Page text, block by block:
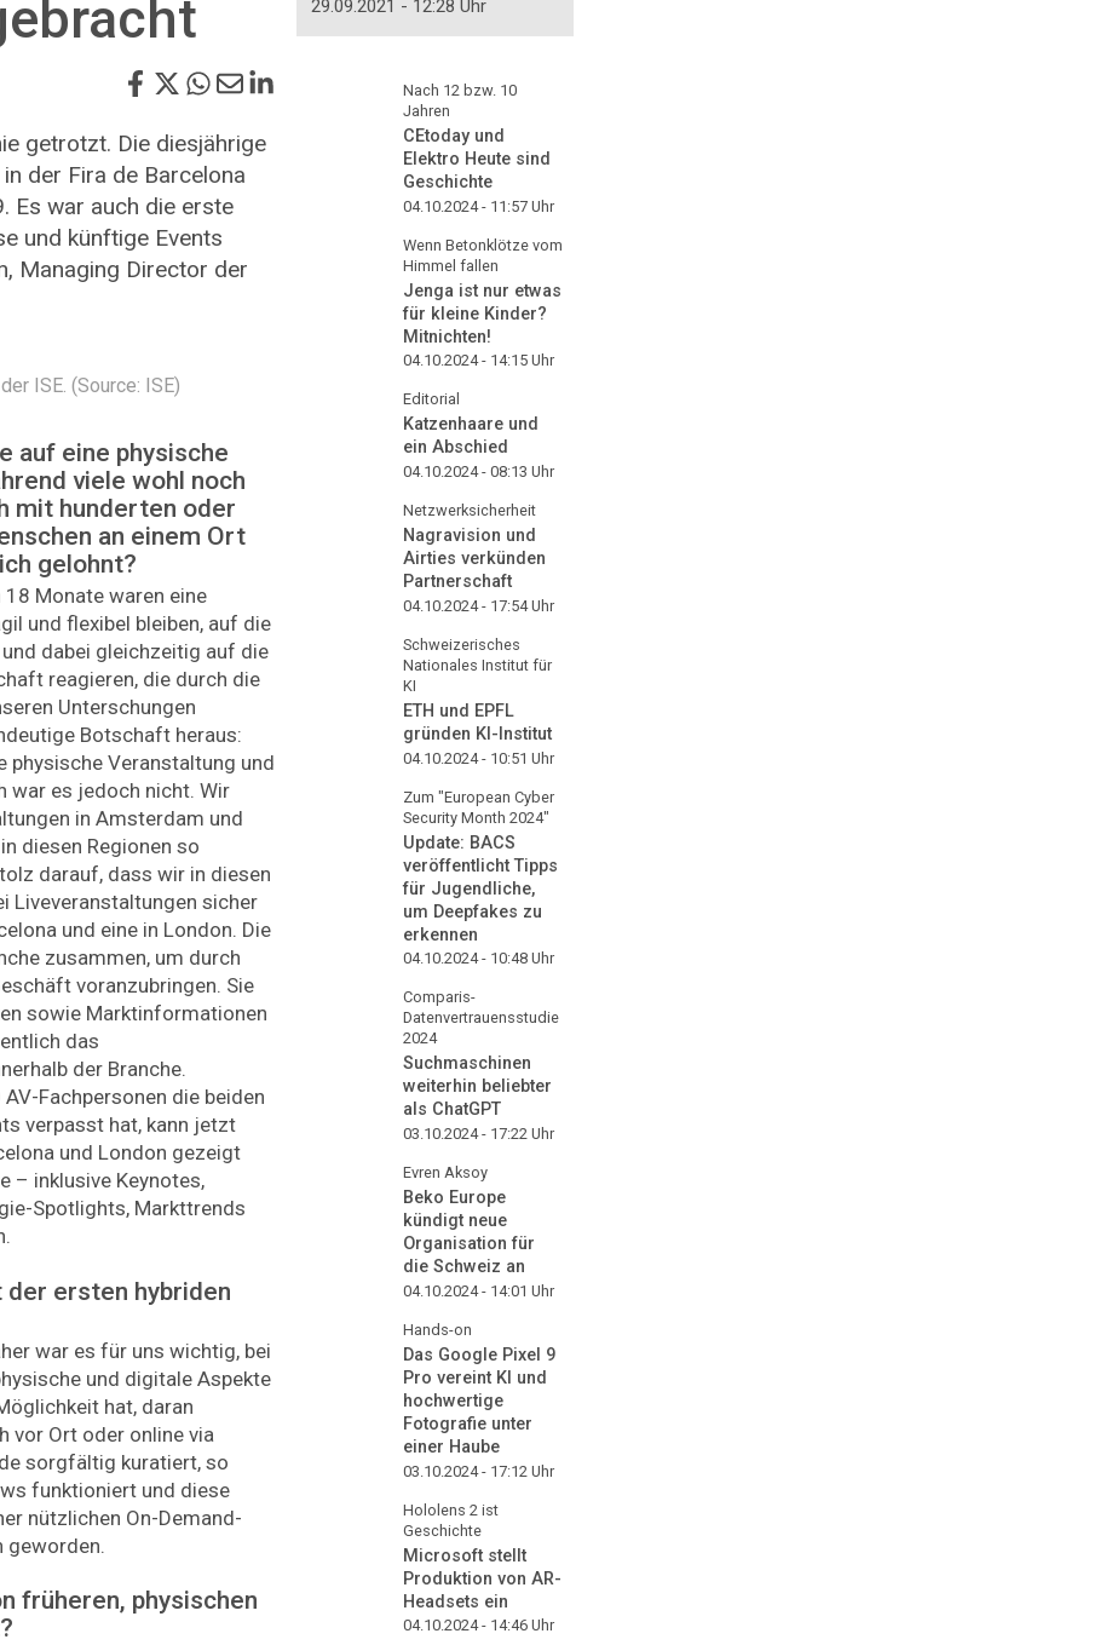
getrotzt. Die diesjährige
der Fira de Barcelona
Es war auch die erste
und künftige Events
Managing Director der
ISE. (Source: ISE)
auf eine physische
viele wohl noch
mit hunderten oder
an einem Ort
gelohnt?
18 Monate waren eine
und flexibel bleiben, auf die
dabei gleichzeitig auf die
reagieren, die durch die
Unterschungen
Botschaft heraus:
physische Veranstaltung und
war es jedoch nicht. Wir
in Amsterdam und
diesen Regionen so
darauf, dass wir in diesen
Liveveranstaltungen sicher
und eine in London. Die
zusammen, um durch
voranzubringen. Sie
sowie Markt­informationen
das
der Branche.
Fachpersonen die beiden
verpasst hat, kann jetzt
und London gezeigt
– inklusive Keynotes,
Spotlights, Markttrends
ersten hybriden
war es für uns wichtig, bei
und digitale Aspekte
hat, daran
vor Ort oder online via
sorgfältig kuratiert, so
funktioniert und diese
nützlichen On-Demand-
geworden.
früheren, physischen
29.09.2021 - 12:28 Uhr
Nach 12 bzw. 10
Jahren
CEtoday und
Elektro Heute sind
Geschichte
04.10.2024 - 11:57 Uhr
Wenn Betonklötze vom
Himmel fallen
Jenga ist nur etwas
für kleine Kinder?
Mitnichten!
04.10.2024 - 14:15 Uhr
Editorial
Katzenhaare und
ein Abschied
04.10.2024 - 08:13 Uhr
Netzwerksicherheit
Nagravision und
Airties verkünden
Partnerschaft
04.10.2024 - 17:54Uhr
Schweizerisches
Nationales Institut für
KI
ETH und EPFL
gründen KI-Institut
04.10.2024 - 10:51 Uhr
Zum "European Cyber
Security Month 2024"
Update: BACS
veröffentlicht Tipps
für Jugendliche,
um Deepfakes zu
erkennen
04.10.2024 - 10:48 Uhr
Comparis-
Datenvertrauensstudie
2024
Suchmaschinen
weiterhin beliebter
als ChatGPT
03.10.2024 - 17:22 Uhr
Evren Aksoy
Beko Europe
kündigt neue
Organisation für
die Schweiz an
04.10.2024 - 14:01 Uhr
Hands-on
Das Google Pixel 9
Pro vereint KI und
hochwertige
Fotografie unter
einer Haube
03.10.2024 - 17:12 Uhr
Hololens 2 ist
Geschichte
Microsoft stellt
Produktion von AR-
Headsets ein
04.10.2024 - 14:46 Uhr